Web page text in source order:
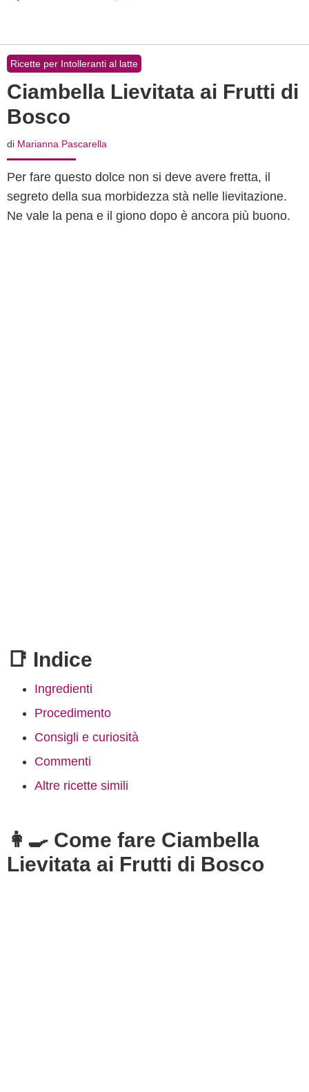
Ricette per Intolleranti al latte
Ciambella Lievitata ai Frutti di
Bosco
di Marianna Pascarella
Per fare questo dolce non si deve avere fretta, il
segreto della sua morbidezza stà nelle lievitazione.
Ne vale la pena e il giono dopo è ancora più buono.
📑 Indice
Ingredienti
Procedimento
Consigli e curiosità
Commenti
Altre ricette simili
👩‍🍳 Come fare Ciambella
Lievitata ai Frutti di Bosco